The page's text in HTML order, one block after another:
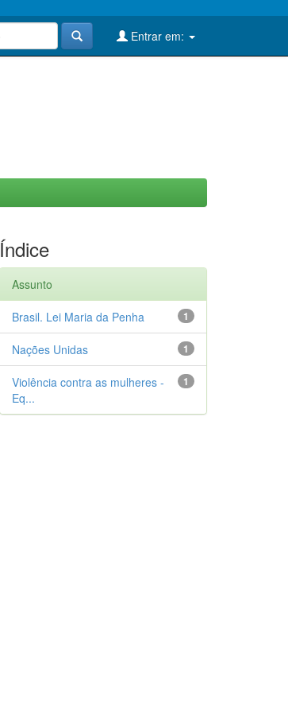
Entrar em:
Índice
Assunto
1
Brasil. Lei Maria da Penha
1
Nações Unidas
1
Violência contra as mulheres -
Eq...